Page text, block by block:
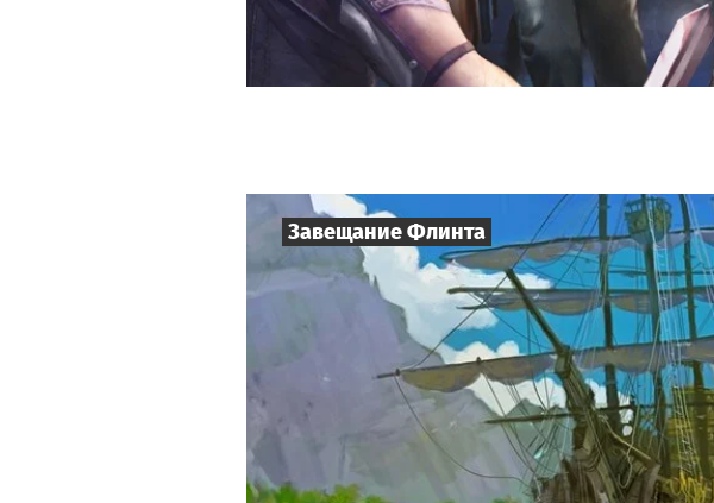
Завещание Флинта